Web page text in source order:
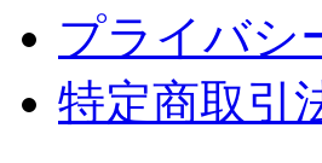
プライバシ
特定商取引